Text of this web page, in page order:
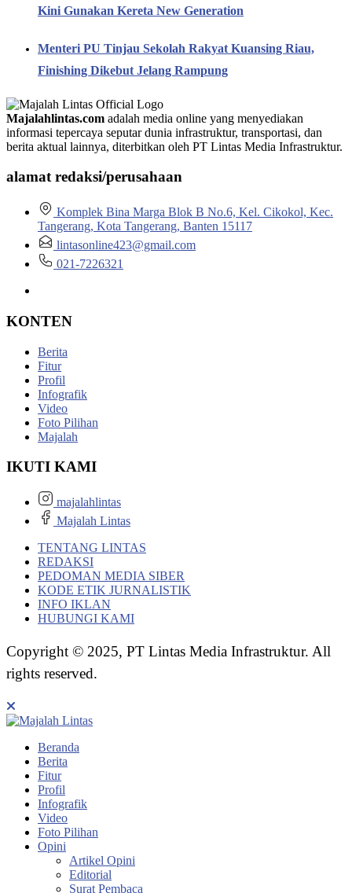
Kini Gunakan Kereta New Generation
Menteri PU Tinjau Sekolah Rakyat Kuansing Riau,
Finishing Dikebut Jelang Rampung
Majalahlintas.com adalah media online yang menyediakan
informasi tepercaya seputar dunia infrastruktur, transportasi, dan
berita aktual lainnya, diterbitkan oleh PT Lintas Media Infrastruktur.
alamat redaksi/perusahaan
Komplek Bina Marga Blok B No.6, Kel. Cikokol, Kec.
Tangerang, Kota Tangerang, Banten 15117
lintasonline423@gmail.com
021-7226321
KONTEN
Berita
Fitur
Profil
Infografik
Video
Foto Pilihan
Majalah
IKUTI KAMI
majalahlintas
Majalah Lintas
TENTANG LINTAS
REDAKSI
PEDOMAN MEDIA SIBER
KODE ETIK JURNALISTIK
INFO IKLAN
HUBUNGI KAMI
Copyright © 2025, PT Lintas Media Infrastruktur. All
rights reserved.
Beranda
Berita
Fitur
Profil
Infografik
Video
Foto Pilihan
Opini
Artikel Opini
Editorial
Surat Pembaca